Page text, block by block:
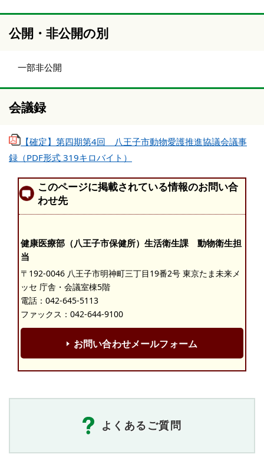
公開・非公開の別
一部非公開
会議録
【確定】第四期第4回 八王子市動物愛護推進協議会議事
録（PDF形式 319キロバイト）
このページに掲載されている情報のお問い合
わせ先
健康医療部（八王子市保健所）生活衛生課 動物衛生担
当
〒192-0046 八王子市明神町三丁目19番2号 東京たま未来メ
ッセ 庁舎・会議室棟5階
電話： 042-645-5113
ファックス：042-644-9100
お問い合わせメールフォーム
よくあるご質問